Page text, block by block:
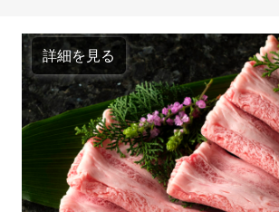
詳細を見る